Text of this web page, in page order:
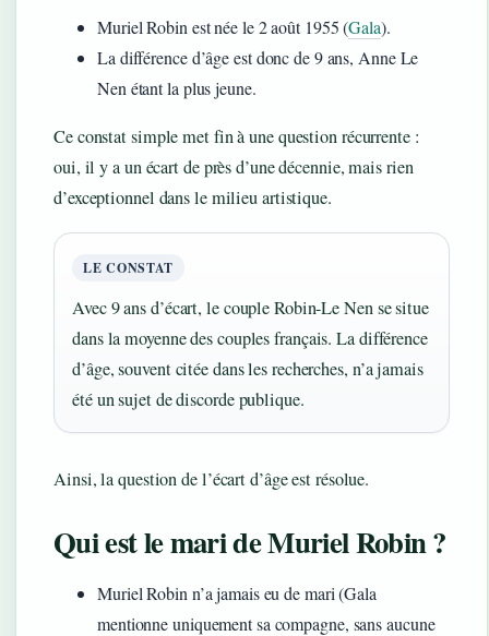
Muriel Robin est née le 2 août 1955 (Gala).
La différence d’âge est donc de 9 ans, Anne Le
Nen étant la plus jeune.
Ce constat simple met fin à une question récurrente :
oui, il y a un écart de près d’une décennie, mais rien
d’exceptionnel dans le milieu artistique.
LE CONSTAT
Avec 9 ans d’écart, le couple Robin-Le Nen se situe
dans la moyenne des couples français. La différence
d’âge, souvent citée dans les recherches, n’a jamais
été un sujet de discorde publique.
Ainsi, la question de l’écart d’âge est résolue.
Qui est le mari de Muriel Robin ?
Muriel Robin n’a jamais eu de mari (Gala
mentionne uniquement sa compagne, sans aucune